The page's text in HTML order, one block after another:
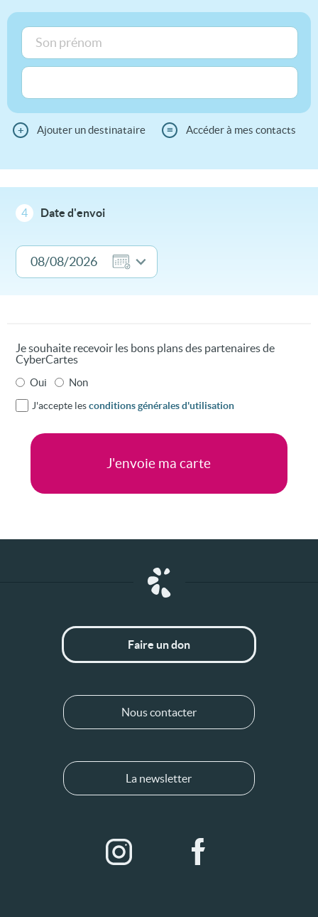
+ Ajouter un destinataire ≡ Accéder à mes contacts
4 Date d'envoi
Je souhaite recevoir les bons plans des partenaires de
CyberCartes
Oui Non
J'accepte lesconditions générales d'utilisation
Faire un don
Nous contacter
La newsletter